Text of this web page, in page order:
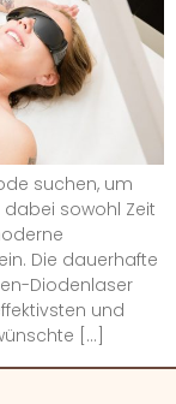
suchen, um
sowohl Zeit
Die dauerhafte
Diodenlaser
und
[…]